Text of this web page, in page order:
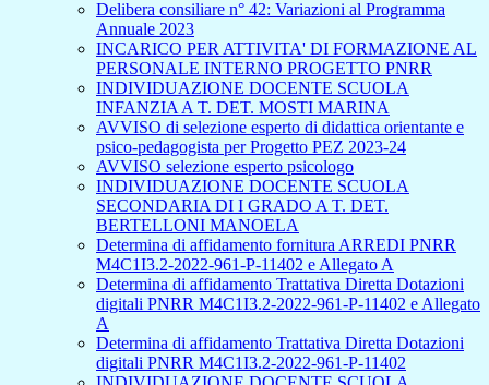
Delibera consiliare n° 42: Variazioni al Programma
Annuale 2023
INCARICO PER ATTIVITA' DI FORMAZIONE AL
PERSONALE INTERNO PROGETTO PNRR
INDIVIDUAZIONE DOCENTE SCUOLA
INFANZIA A T. DET. MOSTI MARINA
AVVISO di selezione esperto di didattica orientante e
psico-pedagogista per Progetto PEZ 2023-24
AVVISO selezione esperto psicologo
INDIVIDUAZIONE DOCENTE SCUOLA
SECONDARIA DI I GRADO A T. DET.
BERTELLONI MANOELA
Determina di affidamento fornitura ARREDI PNRR
M4C1I3.2-2022-961-P-11402 e Allegato A
Determina di affidamento Trattativa Diretta Dotazioni
digitali PNRR M4C1I3.2-2022-961-P-11402 e Allegato
A
Determina di affidamento Trattativa Diretta Dotazioni
digitali PNRR M4C1I3.2-2022-961-P-11402